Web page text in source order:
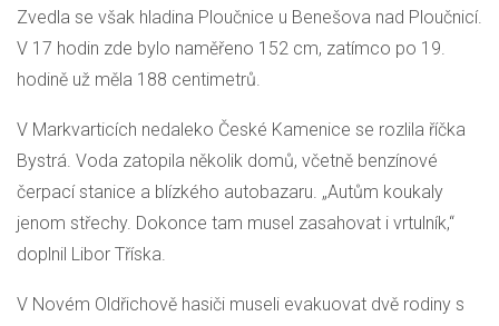
Zvedla se však hladina Ploučnice u Benešova nad Ploučnicí.
V 17 hodin zde bylo naměřeno 152 cm, zatímco po 19.
hodině už měla 188 centimetrů.
V Markvarticích nedaleko České Kamenice se rozlila říčka
Bystrá. Voda zatopila několik domů, včetně benzínové
čerpací stanice a blízkého autobazaru. „Autům koukaly
jenom střechy. Dokonce tam musel zasahovat i vrtulník,“
doplnil Libor Tříska.
V Novém Oldřichově hasiči museli evakuovat dvě rodiny s